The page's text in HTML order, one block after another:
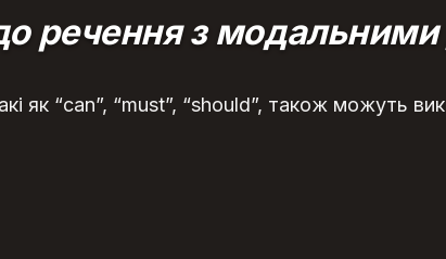
речення з модальними
як “can”, “must”, “should”, також можуть